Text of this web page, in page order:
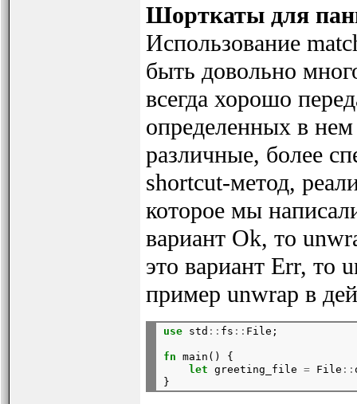
Шорткаты для
Использование
быть довольно
всегда хорошо
определенных в
различные, более
shortcut-метод,
которое мы
вариант Ok, то
это вариант Err, то
пример unwrap в
use std :: fs :: File;
fn main() {
let greeting_file = File ::